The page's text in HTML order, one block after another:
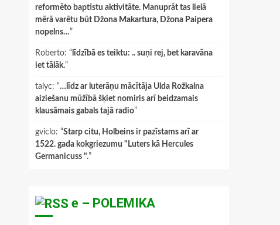
reformēto baptistu aktivitāte. Manuprāt tas lielā
mērā varētu būt Džona Makartura, Džona Paipera
nopelns…”
Roberto: “ līdzībā es teiktu: .. suņi rej, bet karavāna
iet tālāk.”
talyc: “…līdz ar luterāņu mācītāja Ulda Rožkalna
aiziešanu mūžībā šķiet nomiris arī beidzamais
klausāmais gabals tajā radio”
gviclo: “Starp citu, Holbeins ir pazīstams arī ar
1522. gada kokgriezumu "Luters kā Hercules
Germanicuss ".”
e – POLEMIKA